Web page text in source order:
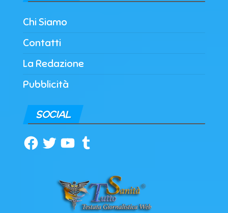
Chi Siamo
Contatti
La Redazione
Pubblicità
SOCIAL
Facebook
TwitterYouTubeTumblr